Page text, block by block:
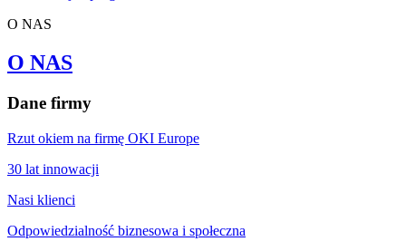
O NAS
O NAS
Dane firmy
Rzut okiem na firmę OKI Europe
30 lat innowacji
Nasi klienci
Odpowiedzialność biznesowa i społeczna